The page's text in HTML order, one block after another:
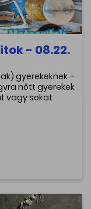
- 08.22.
gyerekeknek –
nőtt gyerekek
vagy sokat